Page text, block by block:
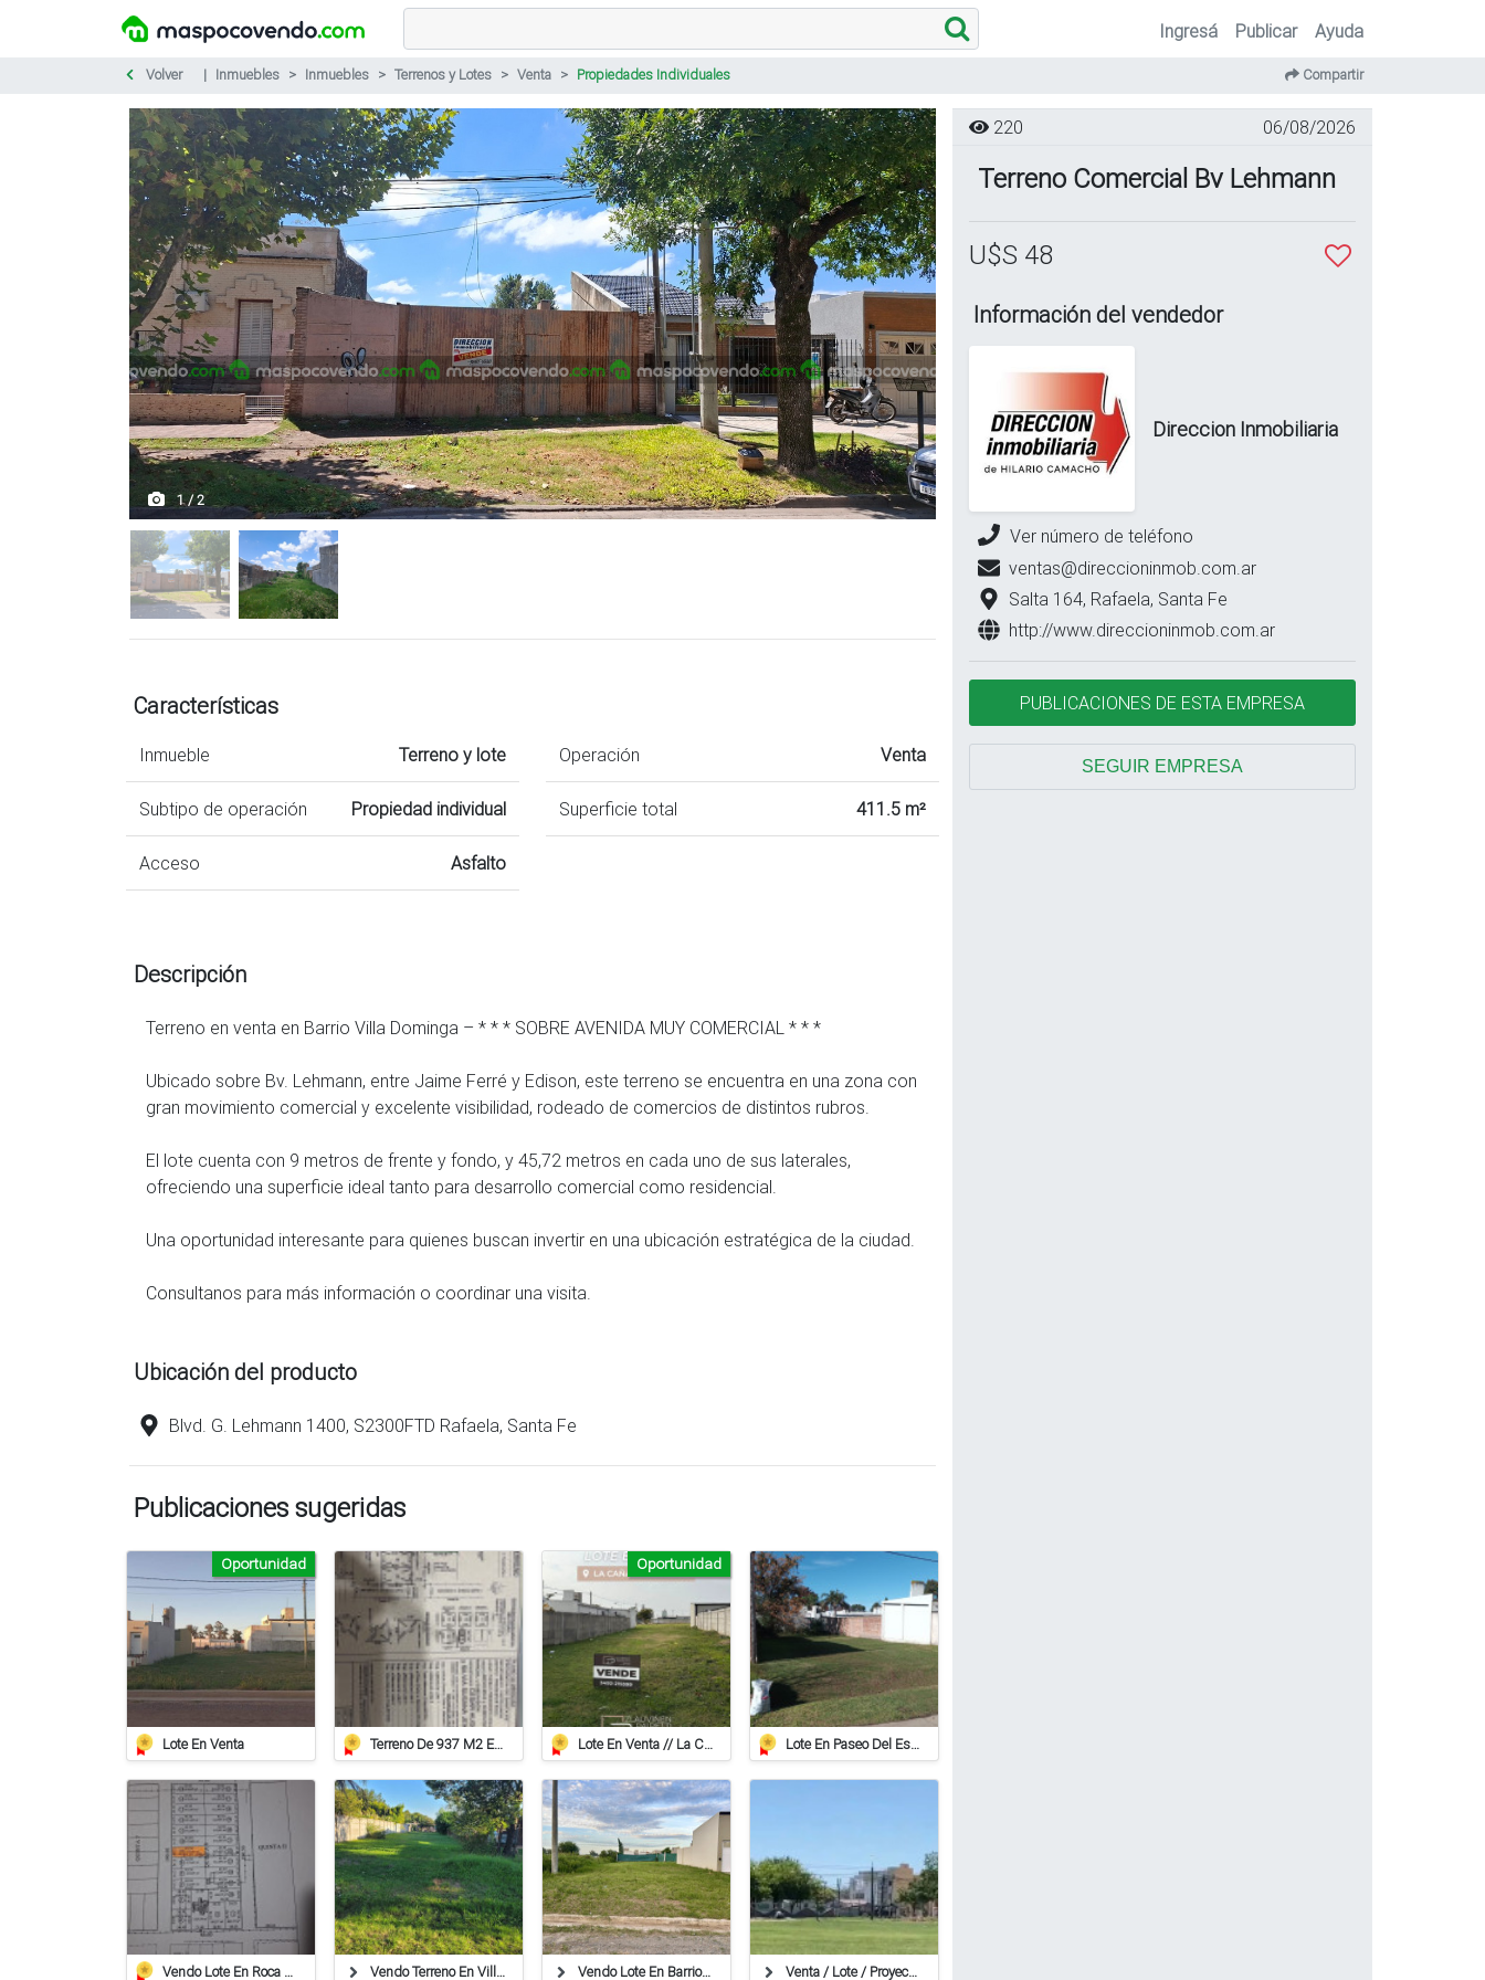
Ingresá Publicar Ayuda
Volver Inmuebles Inmuebles Terrenos y Lotes Venta Propiedades Individuales Compartir
1 / 2
Características
Inmueble Terreno y lote
Subtipo de operación Propiedad individual
Acceso Asfalto
Operación Venta
Superficie total 411.5 m²
Descripción
Terreno en venta en Barrio Villa Dominga – * * * SOBRE AVENIDA MUY COMERCIAL * * *
Ubicado sobre Bv. Lehmann, entre Jaime Ferré y Edison, este terreno se encuentra en una zona con
gran movimiento comercial y excelente visibilidad, rodeado de comercios de distintos rubros.
El lote cuenta con 9 metros de frente y fondo, y 45,72 metros en cada uno de sus laterales,
ofreciendo una superficie ideal tanto para desarrollo comercial como residencial.
Una oportunidad interesante para quienes buscan invertir en una ubicación estratégica de la ciudad.
Consultanos para más información o coordinar una visita.
Ubicación del producto
Blvd. G. Lehmann 1400, S2300FTD Rafaela, Santa Fe
Publicaciones sugeridas
Lote En Venta
Oportunidad
Terreno De 937 M2 En Roca Lote En Venta // La Cañada
Oportunidad
Lote En Paseo Del Este, Entorno Residencial.
Vendo Lote En Roca De 612 Mts/2º Vendo Terreno En Villa Ocampo! Vendo Lote En Barrio Los Arces Venta / Lote / Proyecto Luz / Escriturable
220 06/08/2026
Terreno Comercial Bv Lehmann
U$S 48
Información del vendedor
Direccion Inmobiliaria
Ver número de teléfono
ventas@direccioninmob.com.ar
Salta 164, Rafaela, Santa Fe
http://www.direccioninmob.com.ar
PUBLICACIONES DE ESTA EMPRESA
SEGUIR EMPRESA